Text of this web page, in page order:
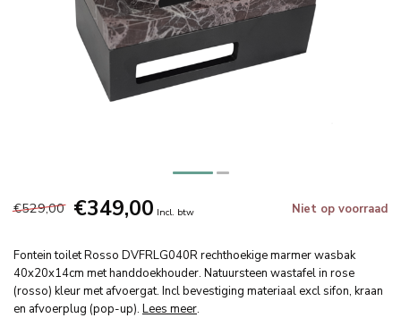
€529,00 €349,00 Incl. btw Niet op voorraad
Fontein toilet Rosso DVFRLG040R rechthoekige marmer wasbak
40x20x14cm met handdoekhouder. Natuursteen wastafel in rose
(rosso) kleur met afvoergat. Incl bevestiging materiaal excl sifon, kraan
en afvoerplug (pop-up). Lees meer.